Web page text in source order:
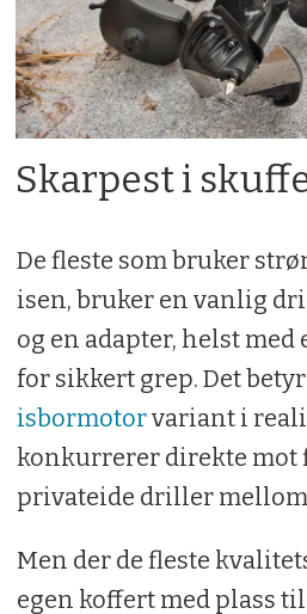
Skarpest i
De fleste som bruker
isen, bruker en vanlig
og en adapter, helst med
for sikkert grep. Det
isbormotorvariant i
konkurrerer direkte mot
privateide driller mellom
Men der de fleste
egen koffert med plass